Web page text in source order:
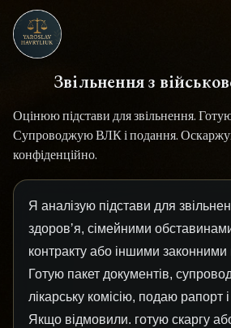
Звільнення з
Оцінюю підстави для звільнення.
Супроводжую ВЛК і подання.
конфіденційно.
Я аналізую підстави для
здоровʼя, сімейними
контракту або іншими законними
Готую пакет документів,
лікарську комісію, подаю рапорт
Якщо відмовили. готую скаргу